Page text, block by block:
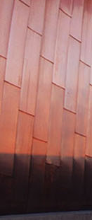
AI客服